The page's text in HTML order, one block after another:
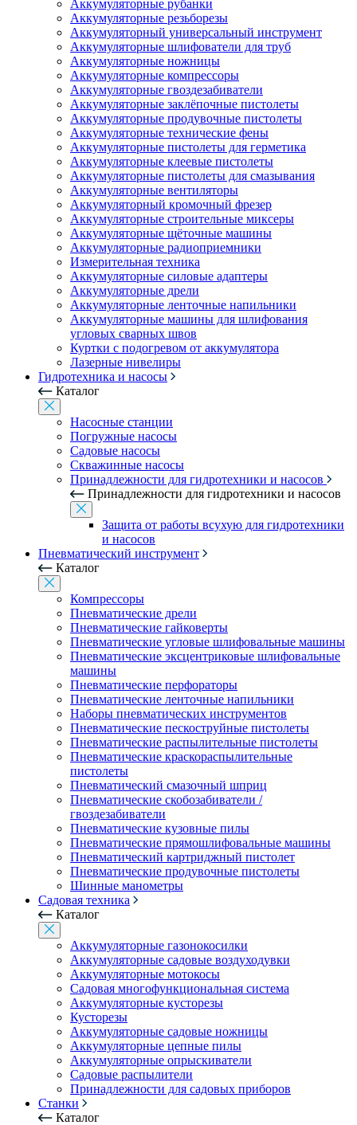
Аккумуляторные рубанки
Аккумуляторные резьборезы
Аккумуляторный универсальный инструмент
Аккумуляторные шлифователи для труб
Аккумуляторные ножницы
Аккумуляторные компрессоры
Аккумуляторные гвоздезабиватели
Аккумуляторные заклёпочные пистолеты
Аккумуляторные продувочные пистолеты
Аккумуляторные технические фены
Аккумуляторные пистолеты для герметика
Аккумуляторные клеевые пистолеты
Аккумуляторные пистолеты для смазывания
Аккумуляторные вентиляторы
Аккумуляторный кромочный фрезер
Аккумуляторные строительные миксеры
Аккумуляторные щёточные машины
Аккумуляторные радиоприемники
Измерительная техника
Аккумуляторные силовые адаптеры
Аккумуляторные дрели
Аккумуляторные ленточные напильники
Аккумуляторные машины для шлифования
угловых сварных швов
Куртки с подогревом от аккумулятора
Лазерные нивелиры
Гидротехника и насосы
Каталог
Насосные станции
Погружные насосы
Садовые насосы
Скважинные насосы
Принадлежности для гидротехники и насосов
Принадлежности для гидротехники и насосов
Защита от работы всухую для гидротехники
и насосов
Пневматический инструмент
Каталог
Компрессоры
Пневматические дрели
Пневматические гайковерты
Пневматические угловые шлифовальные машины
Пневматические эксцентриковые шлифовальные
машины
Пневматические перфораторы
Пневматические ленточные напильники
Наборы пневматических инструментов
Пневматические пескоструйные пистолеты
Пневматические распылительные пистолеты
Пневматические краскораспылительные
пистолеты
Пневматический смазочный шприц
Пневматические скобозабиватели /
гвоздезабиватели
Пневматические кузовные пилы
Пневматические прямошлифовальные машины
Пневматический картриджный пистолет
Пневматические продувочные пистолеты
Шинные манометры
Садовая техника
Каталог
Аккумуляторные газонокосилки
Аккумуляторные садовые воздуходувки
Аккумуляторные мотокосы
Садовая многофункциональная система
Аккумуляторные кусторезы
Кусторезы
Аккумуляторные садовые ножницы
Аккумуляторные цепные пилы
Аккумуляторные опрыскиватели
Садовые распылители
Принадлежности для садовых приборов
Станки
Каталог